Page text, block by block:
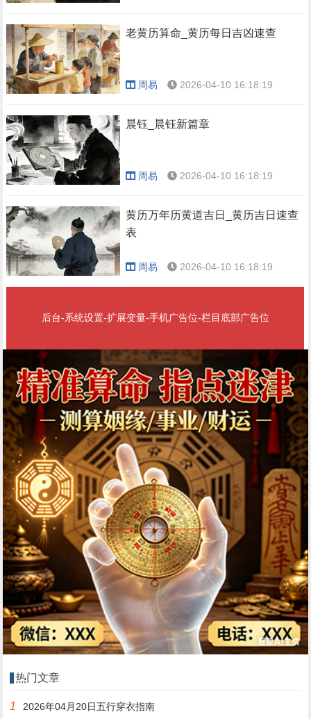
老黄历算命_黄历每日吉凶速查
周易 2026-04-10 16:18:19
晨钰_晨钰新篇章
周易 2026-04-10 16:18:19
黄历万年历黄道吉日_黄历吉日速查
表
周易 2026-04-10 16:18:19
后台-系统设置-扩展变量-手机广告位-栏目底部广告位
热门文章
1 2026年04月20日五行穿衣指南